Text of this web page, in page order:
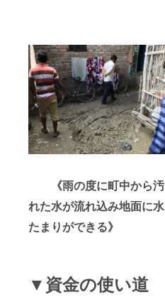
《雨の度に町中から汚
れた水が流れ込み地面に水
たまりができる》
▼資金の使い道